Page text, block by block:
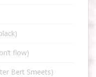
flow)
Bert Smeets)